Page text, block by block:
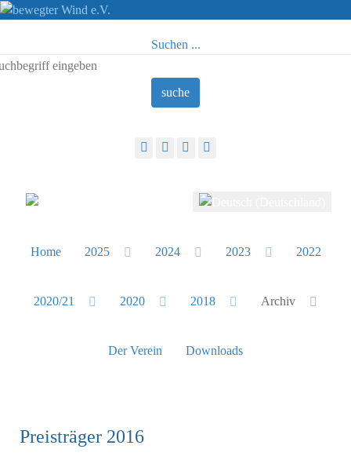
Suchen ...
suche
Sprache auswählen
Home 2025 2024 2023 2022
2020/21 2020 2018 Archiv
Der Verein Downloads
Preisträger 2016